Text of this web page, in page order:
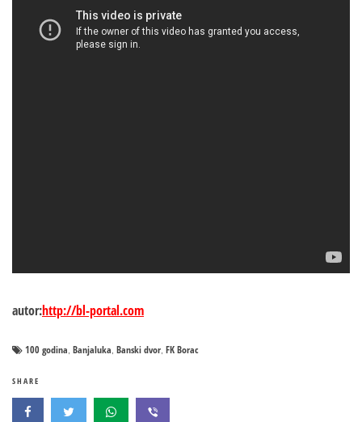
autor:http://bl-portal.com
100 godina, Banjaluka, Banski dvor, FK Borac
SHARE